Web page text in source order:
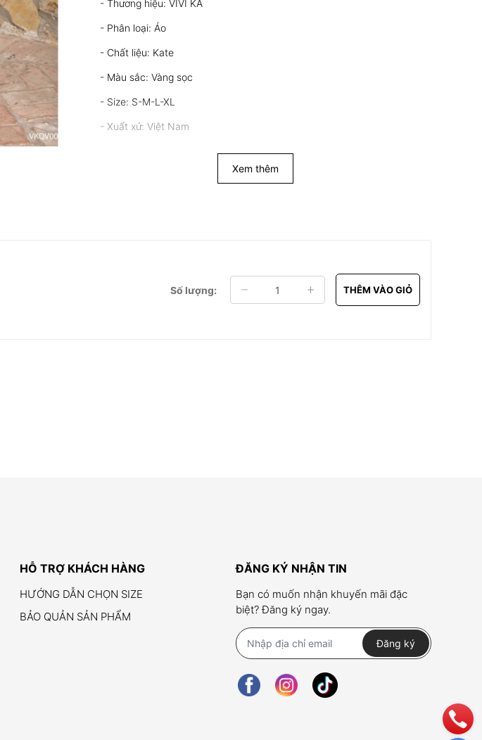
- Thương hiệu: VIVI KA
- Phân loại: Áo
- Chất liệu: Kate
- Màu sắc: Vàng sọc
- Size: S-M-L-XL
- Xuất xứ: Việt Nam
Xem thêm
Số lượng: THÊM VÀO GIỎ
HỖ TRỢ KHÁCH HÀNG
HƯỚNG DẪN CHỌN SIZE
BẢO QUẢN SẢN PHẨM
ĐĂNG KÝ NHẬN TIN
Bạn có muốn nhận khuyến mãi đặc
biệt? Đăng ký ngay.
Đăng ký